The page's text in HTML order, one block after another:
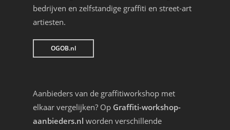
bedrijven en zelfstandige graffiti en street-art
artiesten.
OGOB.nl
Aanbieders van de graffitiworkshop met
elkaar vergelijken? Op Graffiti-workshop-
aanbieders.nl worden verschillende